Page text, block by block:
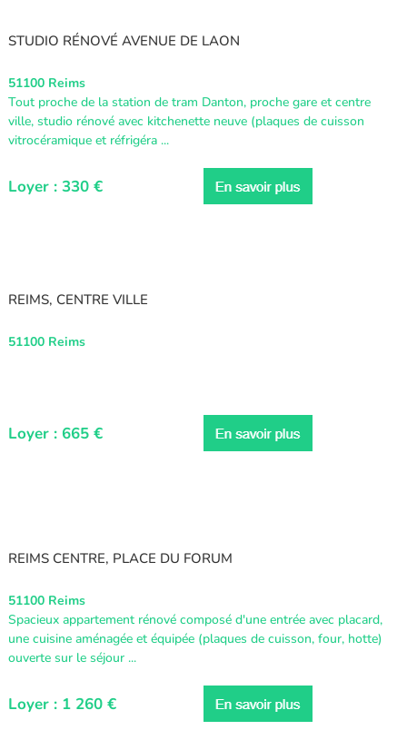
STUDIO RÉNOVÉ AVENUE DE LAON
51100 Reims
Tout proche de la station de tram Danton, proche gare et centre
ville, studio rénové avec kitchenette neuve (plaques de cuisson
vitrocéramique et réfrigéra ...
Loyer : 330 €
REIMS, CENTRE VILLE
51100 Reims
Loyer : 665 €
REIMS CENTRE, PLACE DU FORUM
51100 Reims
Spacieux appartement rénové composé d'une entrée avec placard,
une cuisine aménagée et équipée (plaques de cuisson, four, hotte)
ouverte sur le séjour ...
Loyer : 1 260 €